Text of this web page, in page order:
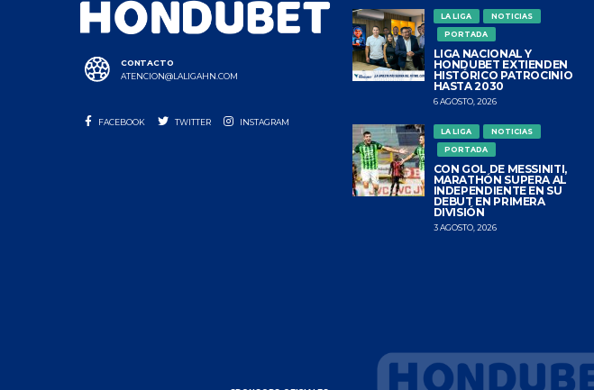
CONTACTO
ATENCION@LALIGAHN.COM
FACEBOOK TWITTER INSTAGRAM
LA LIGA
NOTICIAS
PORTADA
LIGA NACIONAL Y
HONDUBET EXTIENDEN
HISTÓRICO PATROCINIO
HASTA 2030
6 AGOSTO, 2026
LA LIGA
NOTICIAS
PORTADA
CON GOL DE MESSINITI,
MARATHÓN SUPERA AL
INDEPENDIENTE EN SU
DEBUT EN PRIMERA
DIVISIÓN
3 AGOSTO, 2026